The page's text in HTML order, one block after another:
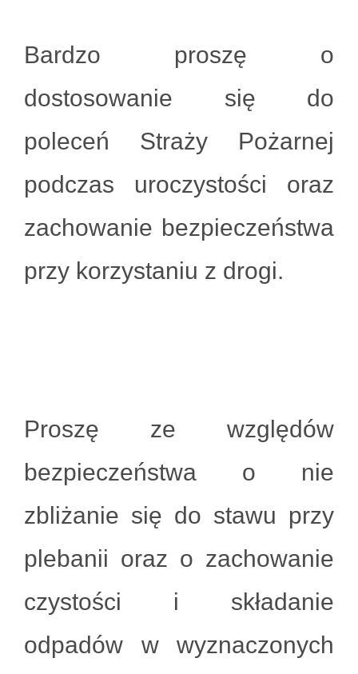
Bardzo proszę o
dostosowanie się do
poleceń Straży Pożarnej
podczas uroczystości oraz
zachowanie bezpieczeństwa
przy korzystaniu z drogi.
Proszę ze względów
bezpieczeństwa o nie
zbliżanie się do stawu przy
plebanii oraz o zachowanie
czystości i składanie
odpadów w wyznaczonych